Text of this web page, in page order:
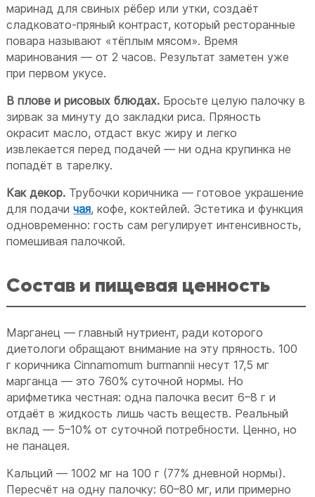
маринад для свиных рёбер или утки, создаёт
сладковато-пряный контраст, который ресторанные
повара называют «тёплым мясом». Время
маринования — от 2 часов. Результат заметен уже
при первом укусе.
В плове и рисовых блюдах. Бросьте целую палочку в
зирвак за минуту до закладки риса. Пряность
окрасит масло, отдаст вкус жиру и легко
извлекается перед подачей — ни одна крупинка не
попадёт в тарелку.
Как декор. Трубочки коричника — готовое украшение
для подачичая, кофе, коктейлей. Эстетика и функция
одновременно: гость сам регулирует интенсивность,
помешивая палочкой.
Состав и пищевая ценность
Марганец — главный нутриент, ради которого
диетологи обращают внимание на эту пряность. 100
г коричника Cinnamomum burmannii несут 17,5 мг
марганца — это 760% суточной нормы. Но
арифметика честная: одна палочка весит 6–8 г и
отдаёт в жидкость лишь часть веществ. Реальный
вклад — 5–10% от суточной потребности. Ценно, но
не панацея.
Кальций — 1002 мг на 100 г (77% дневной нормы).
Пересчёт на одну палочку: 60–80 мг, или примерно